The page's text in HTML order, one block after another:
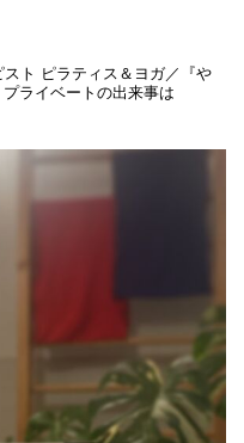
ト ピラティス＆ヨガ／『や
ライベートの出来事は